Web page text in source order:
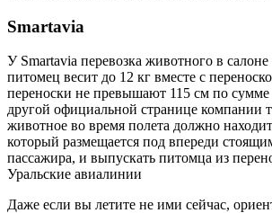
Smartavia
У Smartavia перевозка животного в
питомец весит до 12 кг вместе с
переноски не превышают 115 см по сумме
другой официальной странице компании
животное во время полета должно
который размещается под впереди
пассажира, и выпускать питомца из
Уральские авиалинии
Даже если вы летите не ими сейчас,